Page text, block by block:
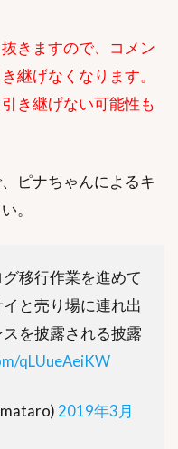
きますので、コメン
継げなくなります。
き継げない可能性も
ピナちゃんによるキ
。
移行作業を進めて
と売り場に連れ出
を披露される披露
qLUueAeiKW
2019年3月